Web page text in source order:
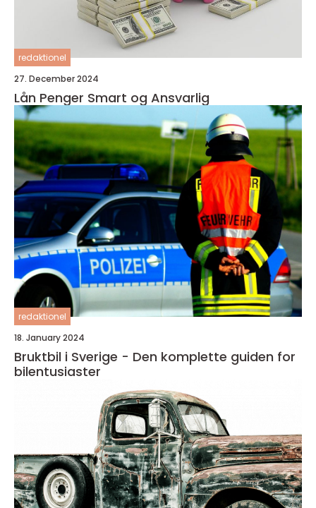
redaktionel
27. December 2024
Lån Penger Smart og Ansvarlig
redaktionel
18. January 2024
Bruktbil i Sverige - Den komplette guiden for
bilentusiaster